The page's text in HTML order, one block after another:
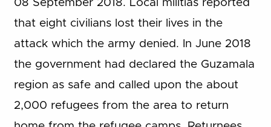
08 September 2018. Local militias reported
that eight civilians lost their lives in the
attack which the army denied. In June 2018
the government had declared the Guzamala
region as safe and called upon the about
2,000 refugees from the area to return